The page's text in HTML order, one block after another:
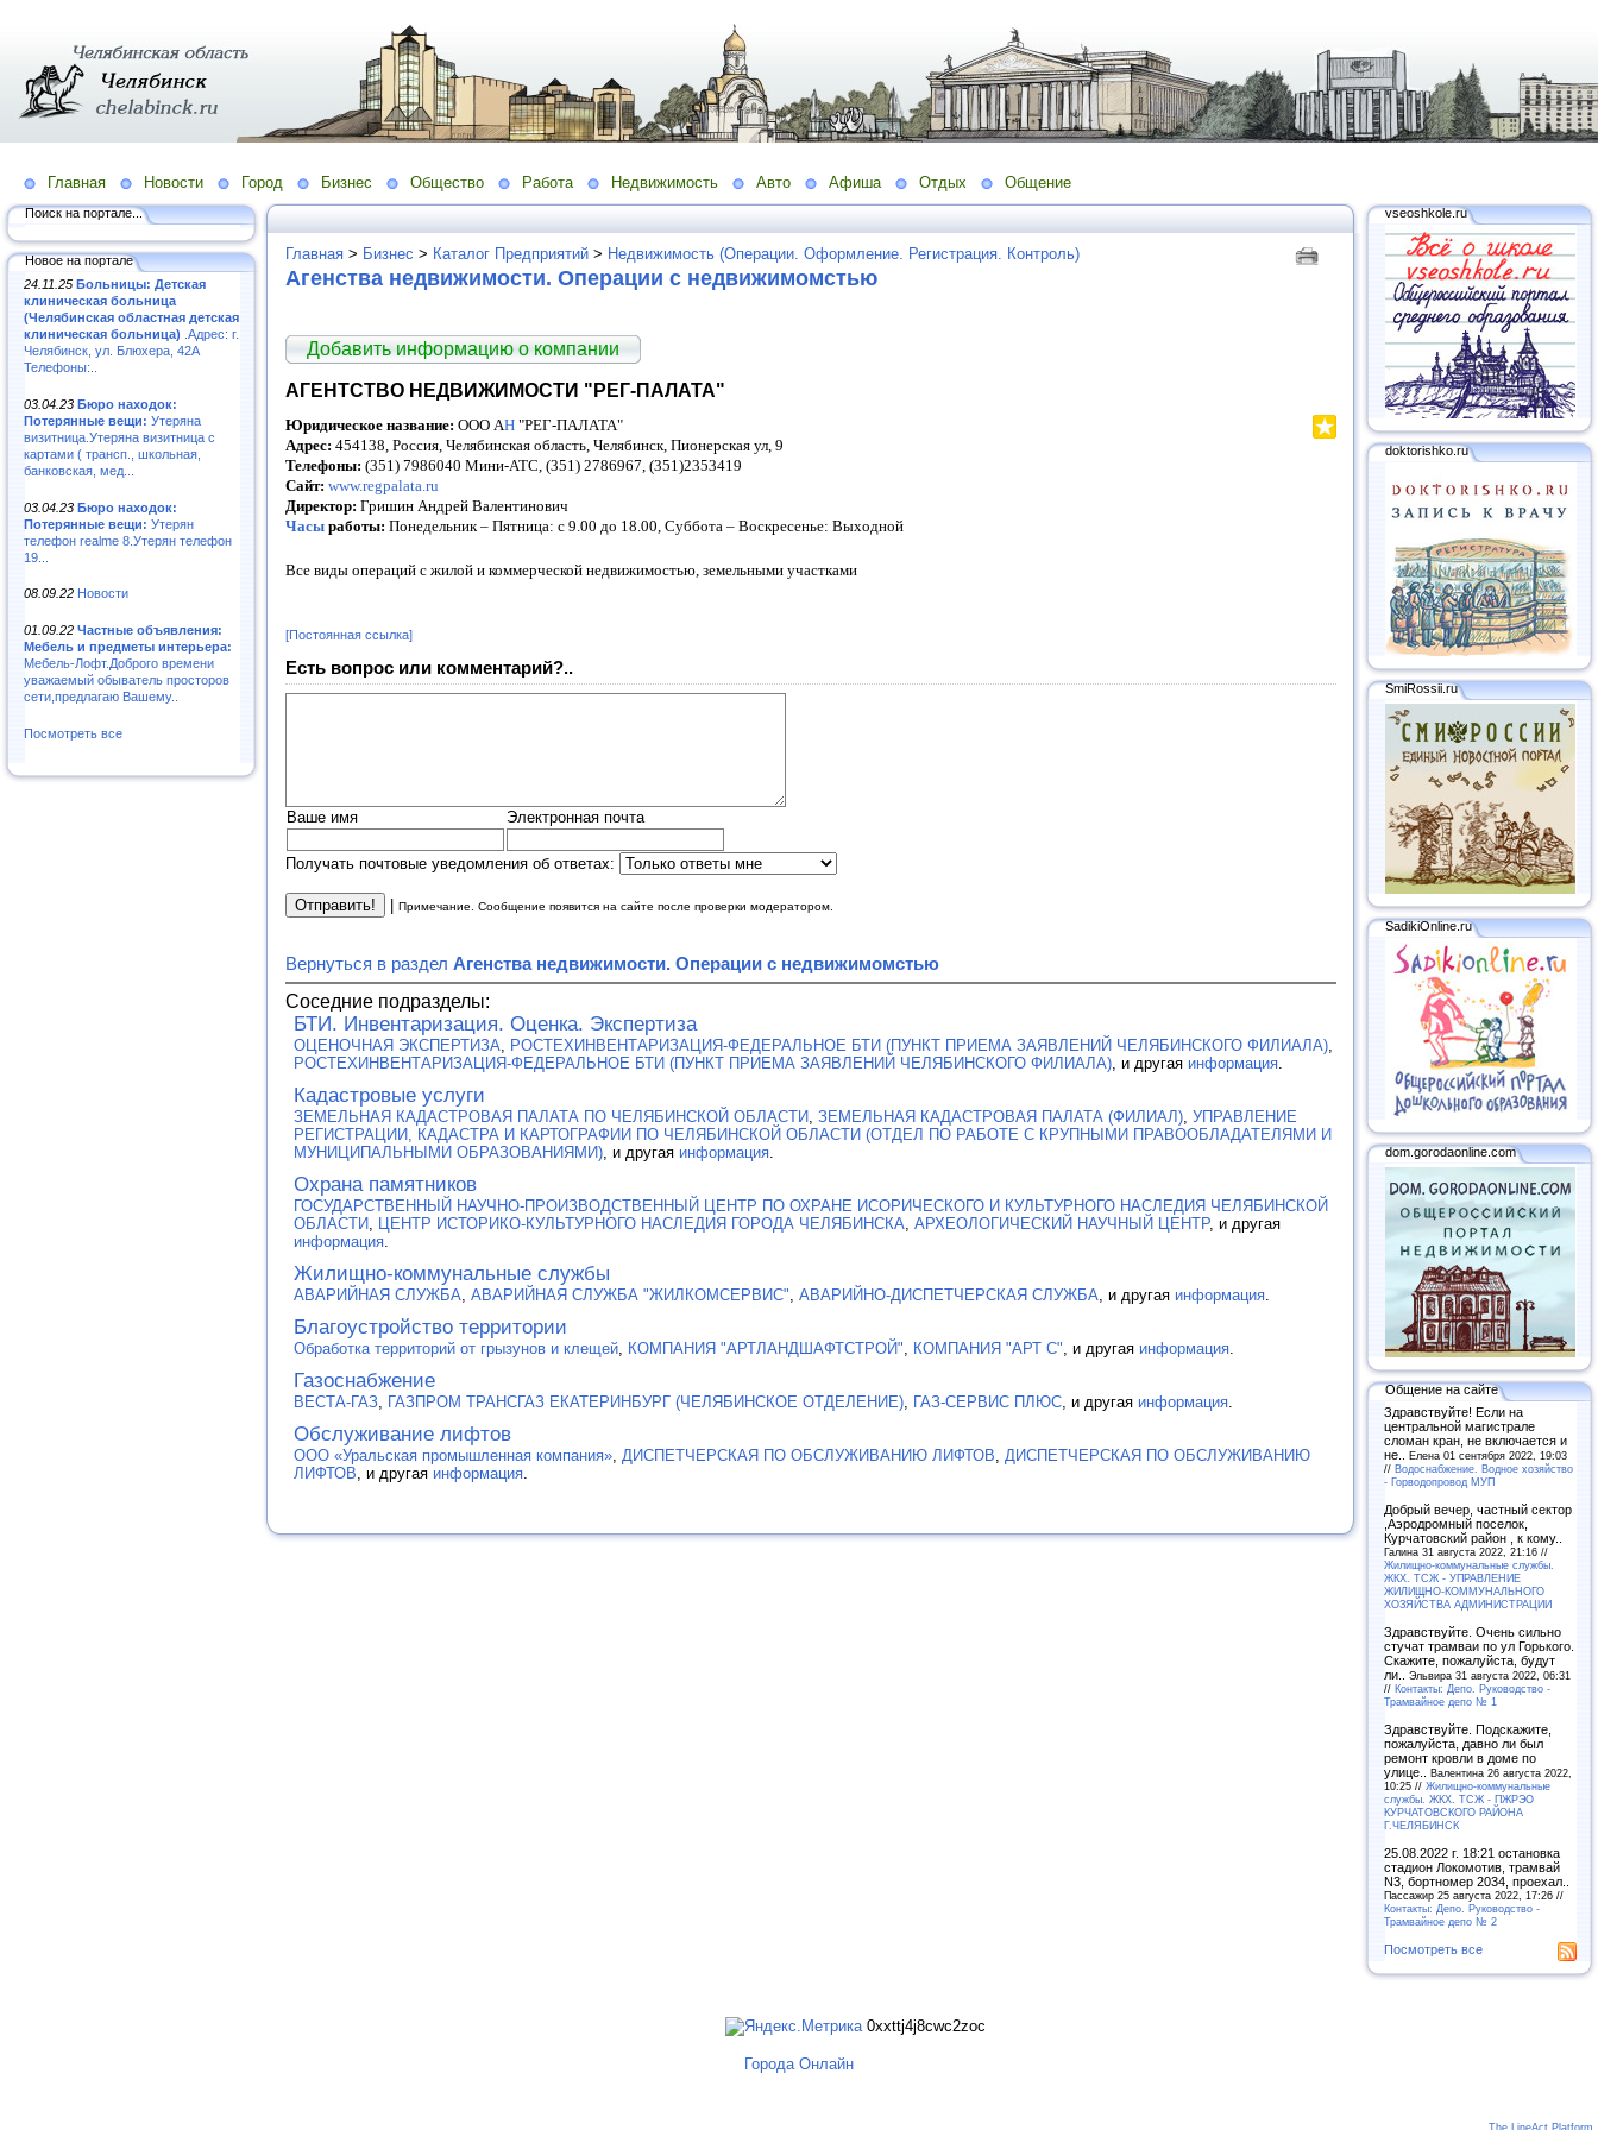
Главная Новости Город Бизнес Общество Работа Недвижимость Авто Афиша Отдых Общение
Поиск на портале...
Новое на портале
24.11.25 Больницы: Детская
клиническая больница
(Челябинская областная детская
клиническая больница) .Адрес: г.
Челябинск, ул. Блюхера, 42А
Телефоны:..
03.04.23 Бюро находок:
Потерянные вещи: Утеряна
визитница.Утеряна визитница с
картами ( трансп., школьная,
банковская, мед...
03.04.23 Бюро находок:
Потерянные вещи: Утерян
телефон realme 8.Утерян телефон
19...
08.09.22 Новости
01.09.22 Частные объявления:
Мебель и предметы интерьера:
Мебель-Лофт.Доброго времени
уважаемый обыватель просторов
сети,предлагаю Вашему..
Посмотреть все
Главная > Бизнес > Каталог Предприятий > Недвижимость (Операции. Оформление. Регистрация. Контроль)
Агенства недвижимости. Операции с недвижимомстью
Добавить информацию о компании
АГЕНТСТВО НЕДВИЖИМОСТИ "РЕГ-ПАЛАТА"
Юридическое название: ООО АН "РЕГ-ПАЛАТА"
Адрес: 454138, Россия, Челябинская область, Челябинск, Пионерская ул, 9
Телефоны: (351) 7986040 Мини-АТС, (351) 2786967, (351)2353419
Сайт: www.regpalata.ru
Директор: Гришин Андрей Валентинович
Часы работы: Понедельник – Пятница: с 9.00 до 18.00, Суббота – Воскресенье: Выходной
Все виды операций с жилой и коммерческой недвижимостью, земельными участками
[Постоянная ссылка]
Есть вопрос или комментарий?..
Ваше имя Электронная почта
Получать почтовые уведомления об ответах:
Примечание. Сообщение появится на сайте после проверки модератором.
Вернуться в раздел Агенства недвижимости. Операции с недвижимомстью
Соседние подразделы:
БТИ. Инвентаризация. Оценка. Экспертиза
ОЦЕНОЧНАЯ ЭКСПЕРТИЗА, РОСТЕХИНВЕНТАРИЗАЦИЯ-ФЕДЕРАЛЬНОЕ БТИ (ПУНКТ ПРИЕМА ЗАЯВЛЕНИЙ ЧЕЛЯБИНСКОГО ФИЛИАЛА),
РОСТЕХИНВЕНТАРИЗАЦИЯ-ФЕДЕРАЛЬНОЕ БТИ (ПУНКТ ПРИЕМА ЗАЯВЛЕНИЙ ЧЕЛЯБИНСКОГО ФИЛИАЛА), и другая информация.
Кадастровые услуги
ЗЕМЕЛЬНАЯ КАДАСТРОВАЯ ПАЛАТА ПО ЧЕЛЯБИНСКОЙ ОБЛАСТИ, ЗЕМЕЛЬНАЯ КАДАСТРОВАЯ ПАЛАТА (ФИЛИАЛ), УПРАВЛЕНИЕ
РЕГИСТРАЦИИ, КАДАСТРА И КАРТОГРАФИИ ПО ЧЕЛЯБИНСКОЙ ОБЛАСТИ (ОТДЕЛ ПО РАБОТЕ С КРУПНЫМИ ПРАВООБЛАДАТЕЛЯМИ И
МУНИЦИПАЛЬНЫМИ ОБРАЗОВАНИЯМИ), и другая информация.
Охрана памятников
ГОСУДАРСТВЕННЫЙ НАУЧНО-ПРОИЗВОДСТВЕННЫЙ ЦЕНТР ПО ОХРАНЕ ИСОРИЧЕСКОГО И КУЛЬТУРНОГО НАСЛЕДИЯ ЧЕЛЯБИНСКОЙ
ОБЛАСТИ, ЦЕНТР ИСТОРИКО-КУЛЬТУРНОГО НАСЛЕДИЯ ГОРОДА ЧЕЛЯБИНСКА, АРХЕОЛОГИЧЕСКИЙ НАУЧНЫЙ ЦЕНТР, и другая
информация.
Жилищно-коммунальные службы
АВАРИЙНАЯ СЛУЖБА, АВАРИЙНАЯ СЛУЖБА "ЖИЛКОМСЕРВИС", АВАРИЙНО-ДИСПЕТЧЕРСКАЯ СЛУЖБА, и другая информация.
Благоустройство территории
Обработка территорий от грызунов и клещей, КОМПАНИЯ "АРТЛАНДШАФТСТРОЙ", КОМПАНИЯ "АРТ С", и другая информация.
Газоснабжение
ВЕСТА-ГАЗ, ГАЗПРОМ ТРАНСГАЗ ЕКАТЕРИНБУРГ (ЧЕЛЯБИНСКОЕ ОТДЕЛЕНИЕ), ГАЗ-СЕРВИС ПЛЮС, и другая информация.
Обслуживание лифтов
ООО «Уральская промышленная компания», ДИСПЕТЧЕРСКАЯ ПО ОБСЛУЖИВАНИЮ ЛИФТОВ, ДИСПЕТЧЕРСКАЯ ПО ОБСЛУЖИВАНИЮ
ЛИФТОВ, и другая информация.
vseoshkole.ru
doktorishko.ru
SmiRossii.ru
SadikiOnline.ru
dom.gorodaonline.com
Общение на сайте
Здравствуйте! Если на
центральной магистрале
сломан кран, не включается и
не.. Елена 01 сентября 2022, 19:03
// Водоснабжение. Водное хозяйство
- Горводопровод МУП
Добрый вечер, частный сектор
,Аэродромный поселок,
Курчатовский район , к кому..
Галина 31 августа 2022, 21:16 //
Жилищно-коммунальные службы.
ЖКХ. ТСЖ - УПРАВЛЕНИЕ
ЖИЛИЩНО-КОММУНАЛЬНОГО
ХОЗЯЙСТВА АДМИНИСТРАЦИИ
Здравствуйте. Очень сильно
стучат трамваи по ул Горького.
Скажите, пожалуйста, будут
ли.. Эльвира 31 августа 2022, 06:31
// Контакты: Депо. Руководство -
Трамвайное депо № 1
Здравствуйте. Подскажите,
пожалуйста, давно ли был
ремонт кровли в доме по
улице.. Валентина 26 августа 2022,
10:25 // Жилищно-коммунальные
службы. ЖКХ. ТСЖ - ПЖРЭО
КУРЧАТОВСКОГО РАЙОНА
Г.ЧЕЛЯБИНСК
25.08.2022 г. 18:21 остановка
стадион Локомотив, трамвай
N3, бортномер 2034, проехал..
Пассажир 25 августа 2022, 17:26 //
Контакты: Депо. Руководство -
Трамвайное депо № 2
Посмотреть все
0xxttj4j8cwc2zoc
Города Онлайн
The LineAct Platform